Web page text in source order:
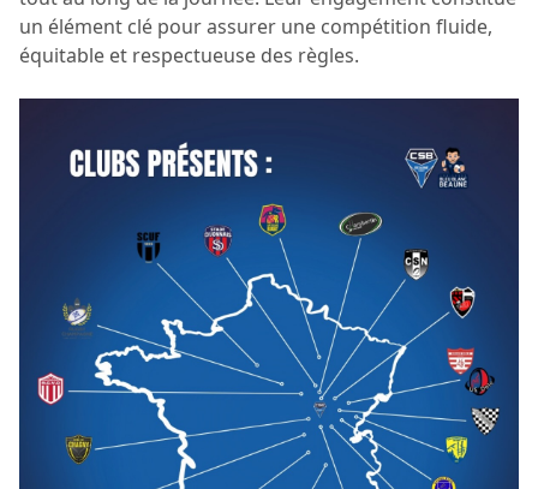
un élément clé pour assurer une compétition fluide,
équitable et respectueuse des règles.